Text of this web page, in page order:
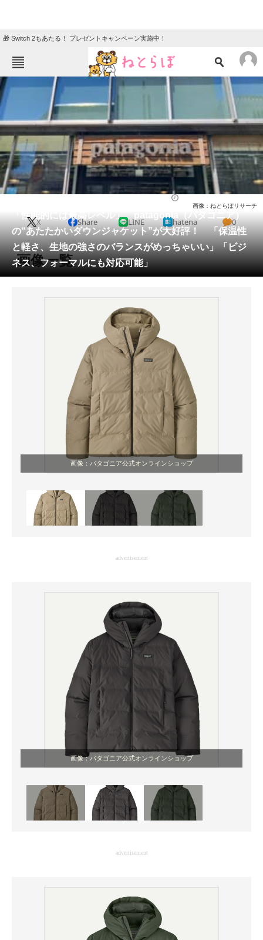
🎁 Switch 2もあたる！ プレゼントキャンペーン実施中！
ねとらぼメニュー
エンタメ クイズ
グルメ 地域
住まい 教育・育児
動物 リサーチ
メディア
注目記事を集めた総合ページ
スマホと通信の最新トレンド
進化するPCとデバイスの未来
好きが集まる 比べて選べる
ビジネスと働き方のヒント
AI活用のいまが分かる
企業ITのトレンドを詳説
経営リーダーのコミュニティ
マーケ×ITの今がよく分かる
ITエンジニア向け専門サイト
製造業のIT導入・活用を支援
モノづくり技術者専門サイト
エレクトロニクス専門サイト
電子設計の基本と応用
エネルギーの専門メディア
建設×テクノロジーの最前線
ちょっと気になるネットの話題
「性能的には最高レベル」 patagonia（パタゴニア）
の“あたたかいダウンジャケット”が大好評！ 「保温性
と軽さ、生地の強さのバランスがめっちゃいい」「ビジ
ネス、フォーマルにも対応可能」
画像：ねとらぼリサーチ
X Share LINE hatena 0
画像一覧
画像：パタゴニア公式オンラインショップ
advertisement
画像：パタゴニア公式オンラインショップ
advertisement